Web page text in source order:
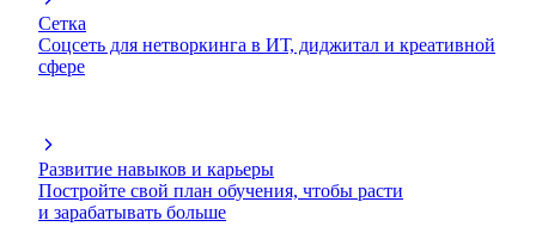
Сетка
Соцсеть для нетворкинга в ИТ, диджитал и креативной
сфере
Развитие навыков и карьеры
Постройте свой план обучения, чтобы расти
и зарабатывать больше